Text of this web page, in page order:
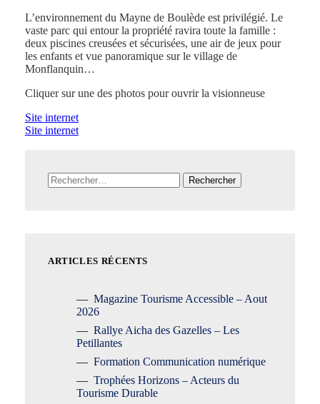
L’environnement du Mayne de Boulède est privilégié. Le
vaste parc qui entour la propriété ravira toute la famille :
deux piscines creusées et sécurisées, une air de jeux pour
les enfants et vue panoramique sur le village de
Monflanquin…
Cliquer sur une des photos pour ouvrir la visionneuse
Site internet
Site internet
Rechercher :
ARTICLES RÉCENTS
Magazine Tourisme Accessible – Aout
2026
Rallye Aicha des Gazelles – Les
Petillantes
Formation Communication numérique
Trophées Horizons – Acteurs du
Tourisme Durable